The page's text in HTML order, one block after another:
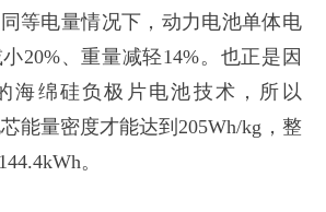
等电量情况下，动力电池单体电
20%、重量减轻14%。也正是因
海绵硅负极片电池技术，所以
能量密度才能达到205Wh/kg，整
。